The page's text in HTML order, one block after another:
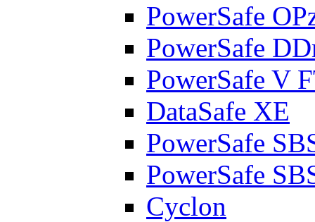
PowerSafe
PowerSafe
PowerSafe V
DataSafe XE
PowerSafe
PowerSafe
Cyclon